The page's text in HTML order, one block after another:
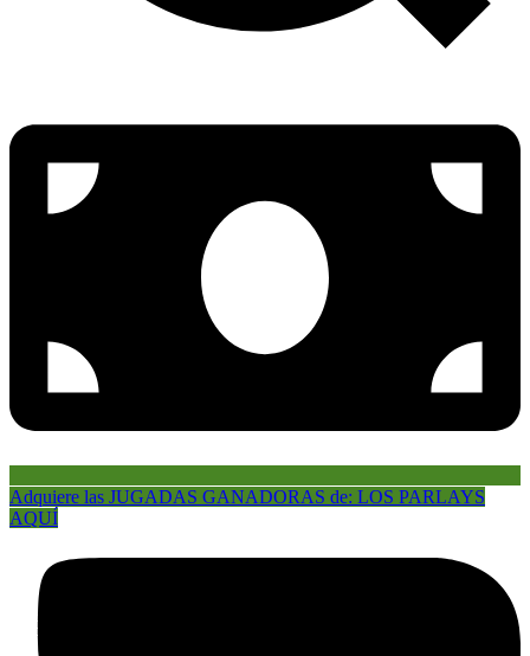
Adquiere las JUGADAS GANADORAS de: LOS PARLAYS
AQUÍ